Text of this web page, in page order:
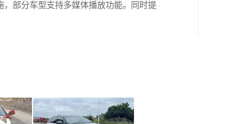
部分车型支持多媒体播放功能。同时提